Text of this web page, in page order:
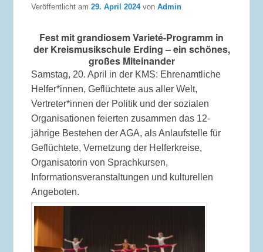
Veröffentlicht am29. April 2024 vonAdmin
Fest mit grandiosem Varieté-Programm in
der Kreismusikschule Erding – ein schönes,
großes Miteinander
Samstag, 20. April in der KMS: Ehrenamtliche
Helfer*innen, Geflüchtete aus aller Welt,
Vertreter*innen der Politik und der sozialen
Organisationen feierten zusammen das 12-
jährige Bestehen der AGA, als Anlaufstelle für
Geflüchtete, Vernetzung der Helferkreise,
Organisatorin von Sprachkursen,
Informationsveranstaltungen und kulturellen
Angeboten.